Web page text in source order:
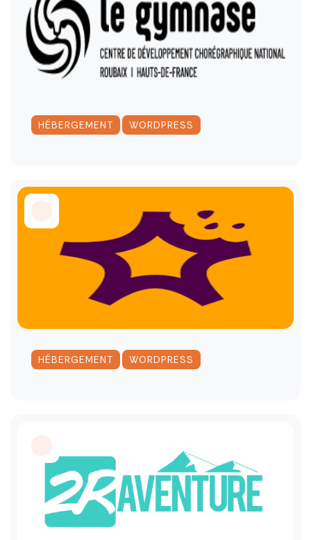
HÉBERGEMENT WORDPRESS
HÉBERGEMENT WORDPRESS